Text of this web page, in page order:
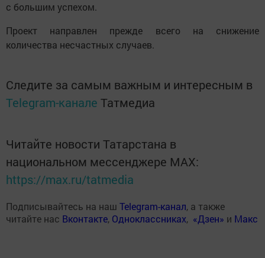
с большим успехом.
Проект направлен прежде всего на снижение
количества несчастных случаев.
Следите за самым важным и интересным в
Telegram-канале Татмедиа
Читайте новости Татарстана в
национальном мессенджере MАХ:
https://max.ru/tatmedia
Подписывайтесь на наш Telegram-канал, а также
читайте нас Вконтакте, Одноклассниках, «Дзен» и Макс